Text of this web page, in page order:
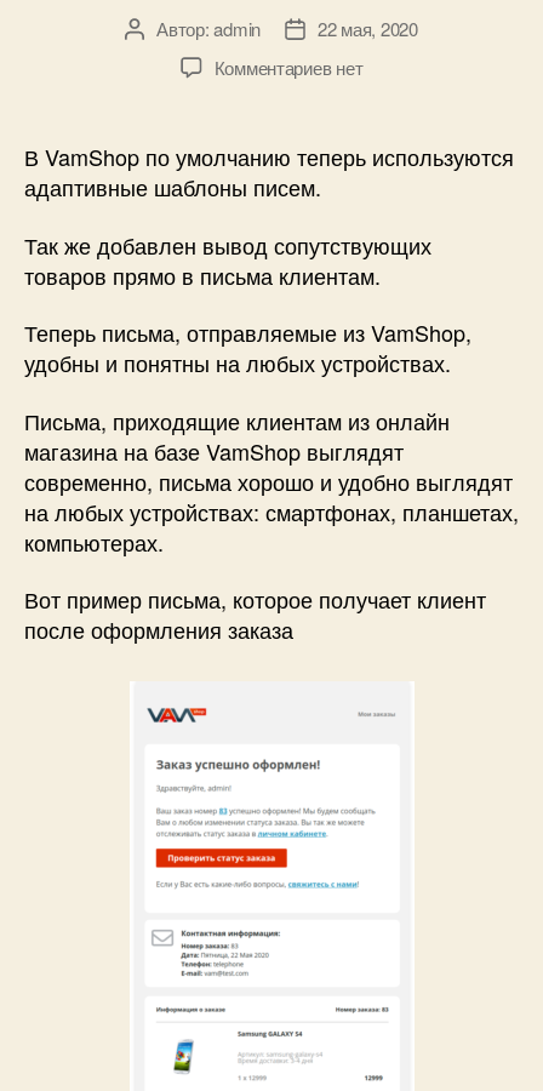
Автор
записи
Автор:admin
Дата22 мая, 2020
Комментариевк
шаблоны
VamShop!
нет
В VamShop по умолчанию теперь используются
адаптивные шаблоны писем.
Так же добавлен вывод сопутствующих
товаров прямо в письма клиентам.
Теперь письма, отправляемые из VamShop,
удобны и понятны на любых устройствах.
Письма, приходящие клиентам из онлайн
магазина на базе VamShop выглядят
современно, письма хорошо и удобно выглядят
на любых устройствах: смартфонах, планшетах,
компьютерах.
Вот пример письма, которое получает клиент
после оформления заказа